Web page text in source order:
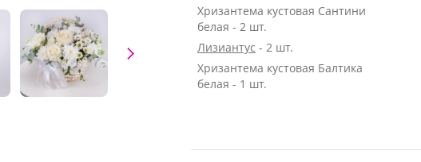
Хризантема кустовая Сантини
белая - 2 шт.
Лизиантус - 2 шт.
Хризантема кустовая Балтика
белая - 1 шт.